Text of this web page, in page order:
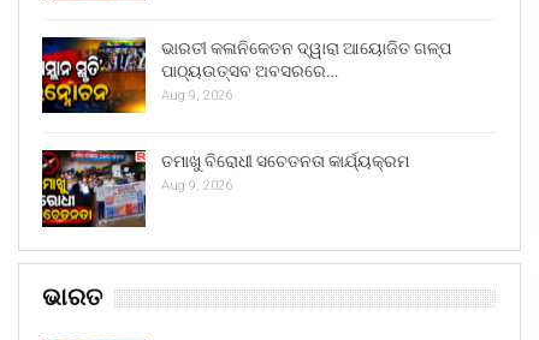
ଭାରତୀ କଳାନିକେତନ ଦ୍ୱାରା ଆୟୋଜିତ ଗଳ୍ପ
ପାଠ୍ୟଉତ୍ସବ ଅବସରରେ…
Aug 9, 2026
ତମାଖୁ ବିରୋଧୀ ସଚେତନତା କାର୍ଯ୍ୟକ୍ରମ
Aug 9, 2026
ଭାରତ